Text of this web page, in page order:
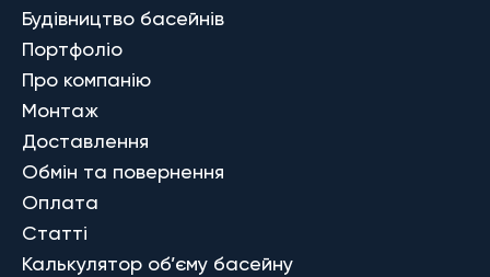
Будівництво басейнів
Портфоліо
Про компанію
Монтаж
Доставлення
Обмін та повернення
Оплата
Статті
Калькулятор об’єму басейну